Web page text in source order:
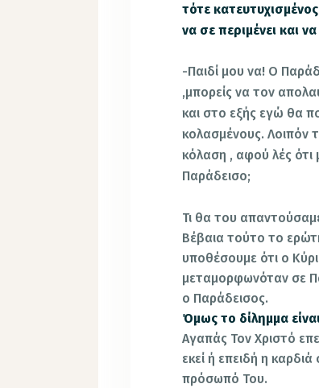
τότε
να σε περιμένει και
-Παιδί μου να! Ο
,μπορείς να τον
και στο εξής εγώ θα
κολασμένους. Λοιπόν
κόλαση , αφού λές ότι
Παράδεισο;
Τι θα του
Βέβαια τούτο το
υποθέσουμε ότι ο
μεταμορφωνόταν σε
ο Παράδεισος.
Όμως το δίλημμα
Αγαπάς Τον Χριστό
εκεί ή επειδή η
πρόσωπό Του.